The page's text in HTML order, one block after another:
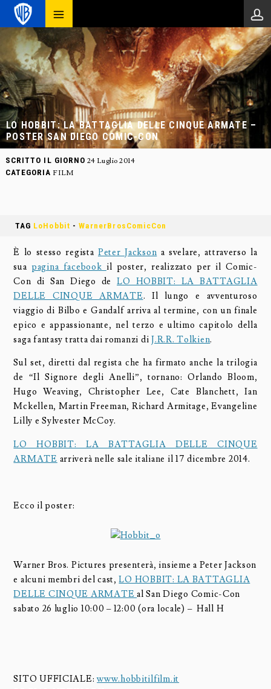
LO HOBBIT: LA BATTAGLIA DELLE CINQUE ARMATE –
POSTER SAN DIEGO COMIC-CON
SCRITTO IL GIORNO 24 Luglio 2014
CATEGORIA FILM
TAG LoHobbit -WarnerBrosComicCon
È lo stesso registaPeter Jackson a svelare, attraverso la
sua pagina facebook il poster, realizzato per il Comic-
Con di San Diego deLO HOBBIT: LA BATTAGLIA
DELLE CINQUE ARMATE. Il lungo e avventuroso
viaggio di Bilbo e Gandalf arriva al termine, con un finale
epico e appassionante, nel terzo e ultimo capitolo della
saga fantasy tratta dai romanzi diJ.R.R. Tolkien.
Sul set, diretti dal regista che ha firmato anche la trilogia
de “Il Signore degli Anelli”, tornano: Orlando Bloom,
Hugo Weaving, Christopher Lee, Cate Blanchett, Ian
Mckellen, Martin Freeman, Richard Armitage, Evangeline
Lilly e Sylvester McCoy.
LO HOBBIT: LA BATTAGLIA DELLE CINQUE
ARMATE arriverà nelle sale italiane il 17 dicembre 2014.
Ecco il poster:
Warner Bros. Pictures presenterà, insieme a Peter Jackson
e alcuni membri del cast,LO HOBBIT: LA BATTAGLIA
DELLE CINQUE ARMATEal San Diego Comic-Con
sabato 26 luglio 10:00 – 12:00 (ora locale) – Hall H
SITO UFFICIALE:www.hobbitilfilm.it